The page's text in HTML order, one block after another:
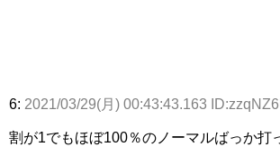
6: 2021/03/29(月) 00:43:43.163
割が1でもほぼ100％のノーマルばっか打